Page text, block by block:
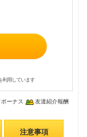
利用しています
ーナス 友達紹介報酬
注意事項